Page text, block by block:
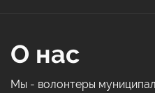
О нас
Мы - волонтеры